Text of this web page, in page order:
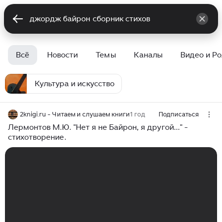
Всё Новости Темы Каналы Видео и
Культура и искусство
2knigi.ru - Читаем и слушаем книги1 год Подписаться
Лермонтов М.Ю. "Нет я не Байрон, я другой..." -
стихотворение.